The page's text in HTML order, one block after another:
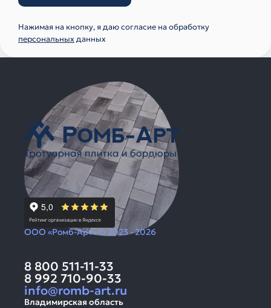
Нажимая на кнопку, я даю согласие на обработку
персональныхданных
ООО «Ромб-Арт» © 2023 - 2026
8 800 511-11-33
8 992 710-90-33
info@romb-art.ru
Владимирская область